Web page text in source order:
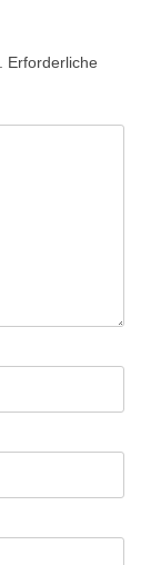
Erforderliche